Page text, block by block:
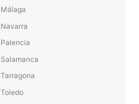
Málaga
Navarra
Palencia
Salamanca
Tarragona
Toledo